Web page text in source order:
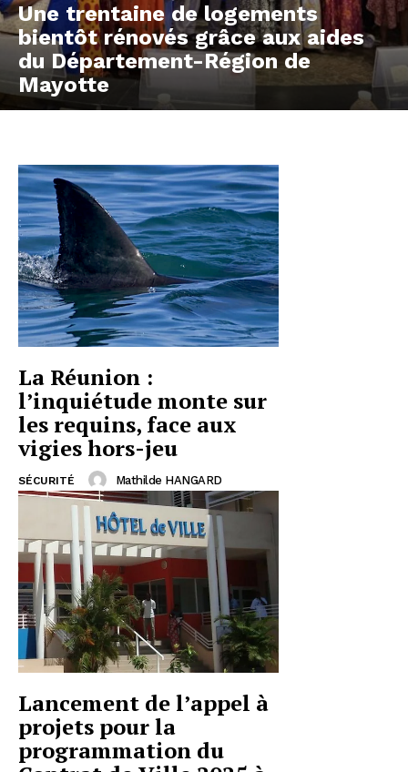
Une trentaine de logements
bientôt rénovés grâce aux aides
du Département-Région de
Mayotte
La Réunion :
l’inquiétude monte sur
les requins, face aux
vigies hors-jeu
SÉCURITÉ Mathilde HANGARD
Lancement de l’appel à
projets pour la
programmation du